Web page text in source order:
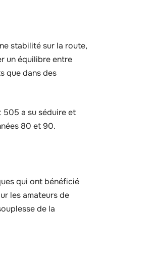
stabilité sur la route,
un équilibre entre
que dans des
a su séduire et
80 et 90.
qui ont bénéficié
les amateurs de
de la